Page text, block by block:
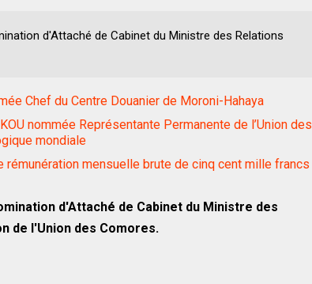
d'Attaché de Cabinet du Ministre des Relations
Chef du Centre Douanier de Moroni-Hahaya
nommée Représentante Permanente de l’Union des
mondiale
rémunération mensuelle brute de cinq cent mille francs
d'Attaché de Cabinet du Ministre des
de l'Union des Comores.